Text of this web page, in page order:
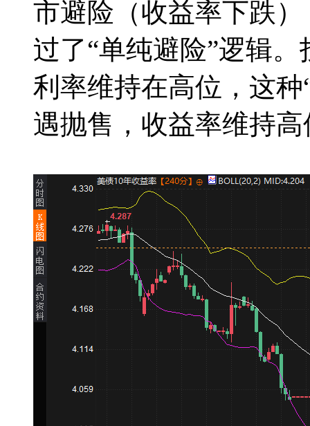
市避险（收益率下跌
过了“单纯避险”逻辑
利率维持在高位，这
遇抛售，收益率维持